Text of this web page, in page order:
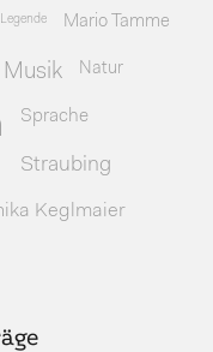
Legende Mario Tamme
Musik Natur
Sprache
Straubing
Keglmaier